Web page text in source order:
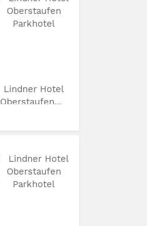
Lindner Hotel
Oberstaufen...